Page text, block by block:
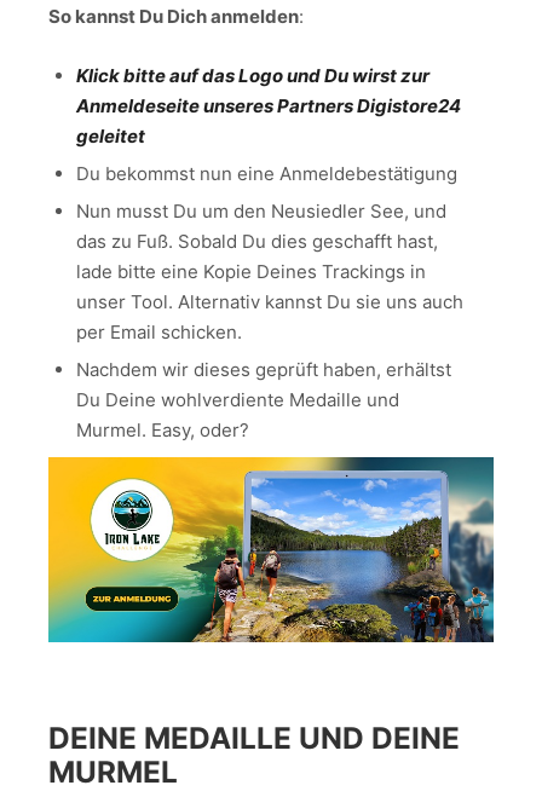
So kannst Du Dich anmelden:
Klick bitte auf das Logo und Du wirst zur
Anmeldeseite unseres Partners Digistore24
geleitet
Du bekommst nun eine Anmeldebestätigung
Nun musst Du um den Neusiedler See, und
das zu Fuß. Sobald Du dies geschafft hast,
lade bitte eine Kopie Deines Trackings in
unser Tool. Alternativ kannst Du sie uns auch
per Email schicken.
Nachdem wir dieses geprüft haben, erhältst
Du Deine wohlverdiente Medaille und
Murmel. Easy, oder?
DEINE MEDAILLE UND DEINE
MURMEL